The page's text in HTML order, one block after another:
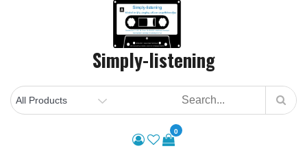
Simply-listening
0